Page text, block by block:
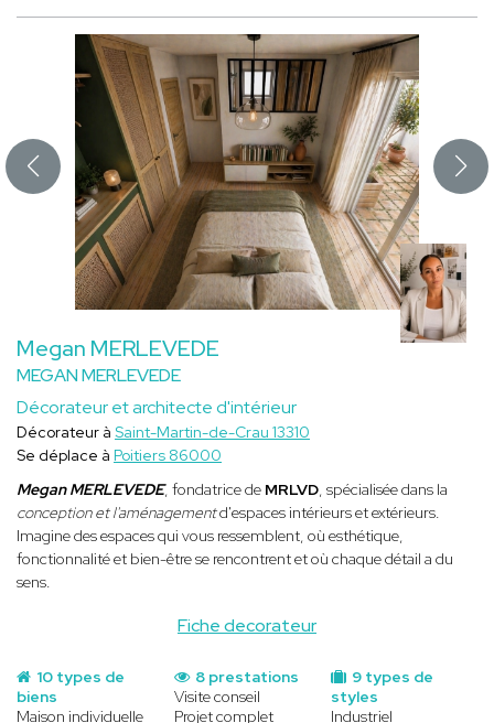
Megan MERLEVEDE
MEGAN MERLEVEDE
Décorateur et architecte d'intérieur
Fiche decorateur
Décorateur à Saint-Martin-de-Crau 13310
Se déplace à Poitiers 86000
Megan MERLEVEDE, fondatrice de MRLVD , spécialisée dans la
conception et l'aménagementd'espaces intérieurs et extérieurs.
Imagine des espaces qui vous ressemblent, où esthétique,
fonctionnalité et bien-être se rencontrent et où chaque détail a du
sens.
10 types de
biens
Maison individuelle
9 types de
styles
Industriel
8 prestations
Visite conseil
Projet complet